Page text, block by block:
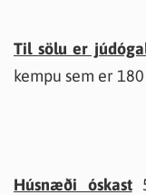
Til sölu er
kempu sem er
Húsnæði óskast5